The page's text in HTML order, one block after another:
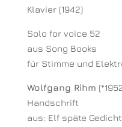
Klavier (1942)
Solo for voice 52
aus Song Books
für Stimme und
Wolfgang Rihm
Handschrift
aus: Elf späte